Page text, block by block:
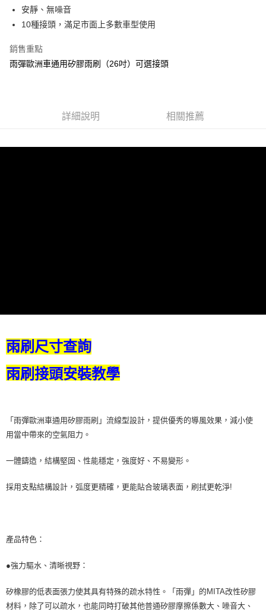
全盈+PAY
AFTEE先享後付
相關說明
AFTEE先享後付是「在收到商品之後才付款」的支付方式。 讓您購物簡單
３．安心：先確認商品／服務後，再付款。
２．關於個人資料處理事宜，請瀏覽以下網址：
「AFTEE先享後付」，若未經同意申辦者引起之損失，本公司不負相關責
任。
４．使用「AFTEE先享後付」時，將依據個別帳號之用戶狀況，依本公司即
時審查核予不同之上限額度；若仍有額度不足之情形，本公司將視審查結果
ATM付款
宅配寄送，滿490免運費(運費$70)
安靜、無噪音
10種接頭，滿足市面上多數車型使用
銷售重點
雨彈歐洲車通用矽膠雨刷（26吋）可選接頭
詳細說明 相關推薦
雨刷尺寸查詢
雨刷接頭安裝教學
「雨彈歐洲車通用矽膠雨刷」流線型設計，提供優秀的導風效果，減小使
用當中帶來的空氣阻力。
一體鑄造，結構堅固、性能穩定，強度好、不易變形。
採用支點結構設計，弧度更精確，更能貼合玻璃表面，刷拭更乾淨!
產品特色：
●強力驅水、清晰視野：
矽橡膠的低表面張力使其具有特殊的疏水特性。「雨彈」的MITA改性矽膠
材料，除了可以疏水，也能同時打破其他普通矽膠摩擦係數大、噪音大、